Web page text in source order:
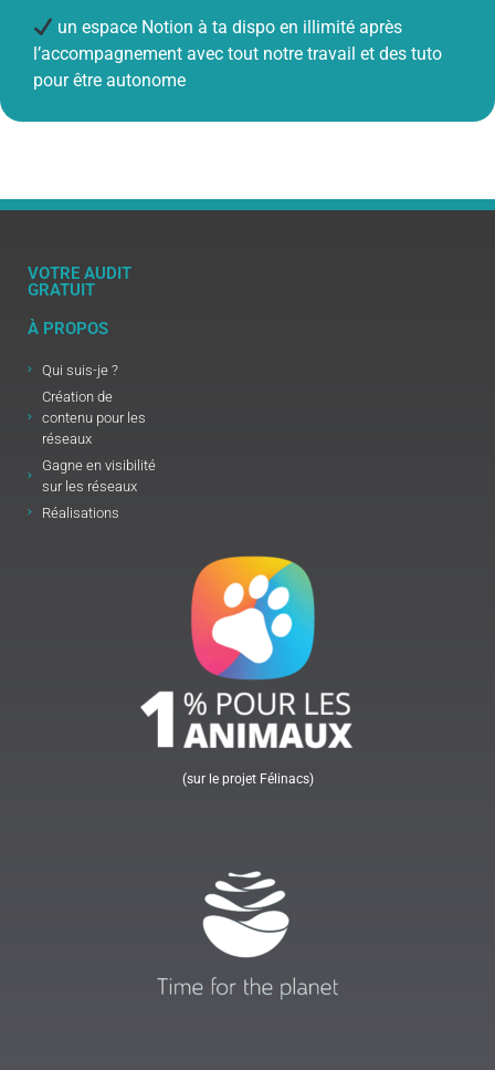
un espace Notion à ta dispo en illimité après
l’accompagnement avec tout notre travail et des tuto
pour être autonome
VOTRE AUDIT
GRATUIT
À PROPOS
Qui suis-je ?
Création de
contenu pour les
réseaux
Gagne en visibilité
sur les réseaux
Réalisations
(sur le projet Félinacs)